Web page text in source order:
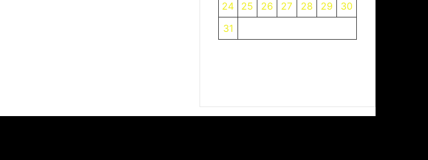
24
25 26 27 28 29
30
31